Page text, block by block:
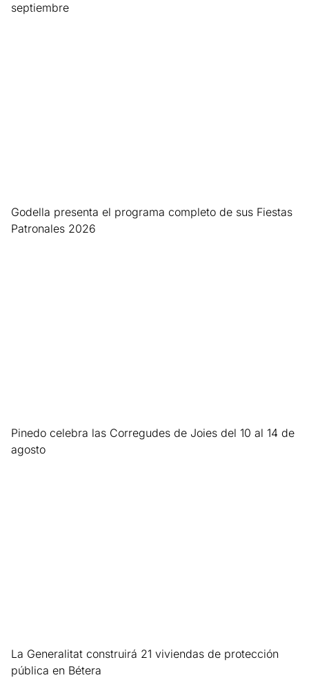
septiembre
Godella presenta el programa completo de sus Fiestas
Patronales 2026
Pinedo celebra las Corregudes de Joies del 10 al 14 de
agosto
La Generalitat construirá 21 viviendas de protección
pública en Bétera